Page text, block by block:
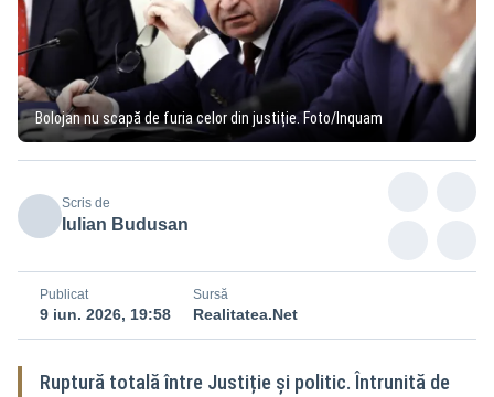
Bolojan nu scapă de furia celor din justiție. Foto/Inquam
Scris de
Iulian Budusan
Publicat
9 iun. 2026, 19:58
Sursă
Realitatea.Net
Ruptură totală între Justiție și politic. Întrunită de